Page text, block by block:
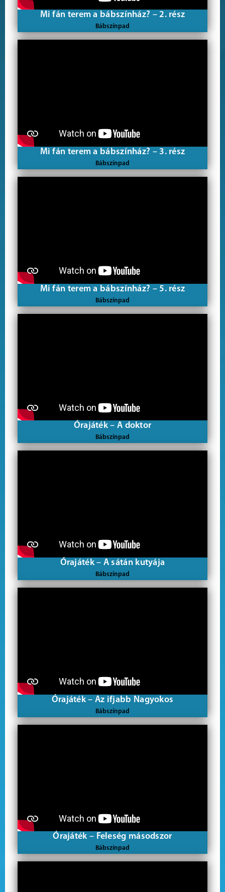
Mi fán terem a bábszínház? – 2. rész
Bábszínpad
Mi fán terem a bábszínház? – 3. rész
Bábszínpad
Mi fán terem a bábszínház? – 5. rész
Bábszínpad
Órajáték – A doktor
Bábszínpad
Órajáték – A sátán kutyája
Bábszínpad
Órajáték – Az ifjabb Nagyokos
Bábszínpad
Órajáték – Feleség másodszor
Bábszínpad